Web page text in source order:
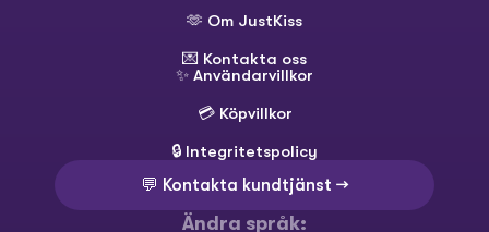
🫶 Om JustKiss
💌 Kontakta oss
✨ Användarvillkor
💳 Köpvillkor
🔒 Integritetspolicy
💬 Kontakta kundtjänst →
Ändra språk: